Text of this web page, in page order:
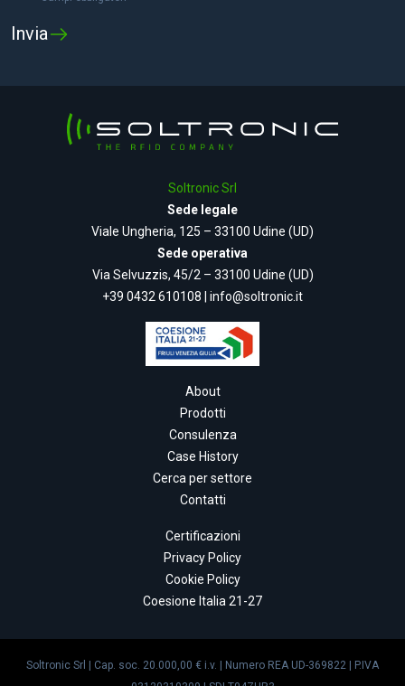
Soltronic Srl
Sede legale
Viale Ungheria, 125 – 33100 Udine (UD)
Sede operativa
Via Selvuzzis, 45/2 – 33100 Udine (UD)
+39 0432 610108
info@soltronic.it
About
Prodotti
Consulenza
Case History
Cerca per settore
Contatti
Certificazioni
Privacy Policy
Cookie Policy
Coesione Italia 21-27
Soltronic Srl | Cap. soc. 20.000,00 € i.v. | Numero REA UD-369822 | P.IVA